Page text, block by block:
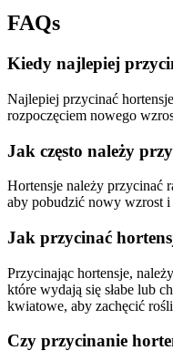
FAQs
Kiedy najlepiej
Najlepiej przycinać
rozpoczęciem nowego
Jak często należy
Hortensje należy przycinać
aby pobudzić nowy wzrost i
Jak przycinać
Przycinając hortensje,
które wydają się słabe lub
kwiatowe, aby zachęcić
Czy przycinanie